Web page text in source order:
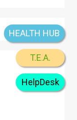
HelpDesk
T.E.A.
HEALTH HUB